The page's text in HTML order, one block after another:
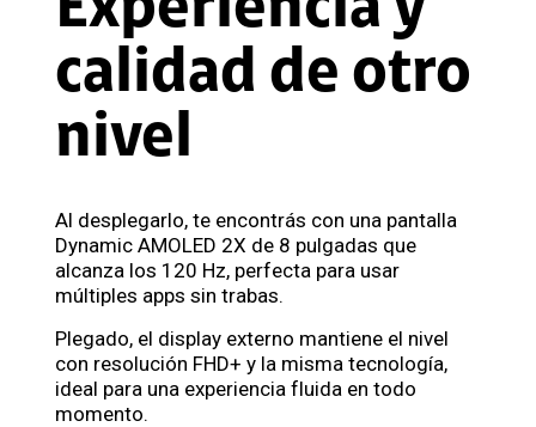
calidad de otro
nivel
Al desplegarlo, te encontrás con una pantalla
Dynamic AMOLED 2X de 8 pulgadas que
alcanza los 120 Hz, perfecta para usar
múltiples apps sin trabas.
Plegado, el display externo mantiene el nivel
con resolución FHD+ y la misma tecnología,
ideal para una experiencia fluida en todo
momento.